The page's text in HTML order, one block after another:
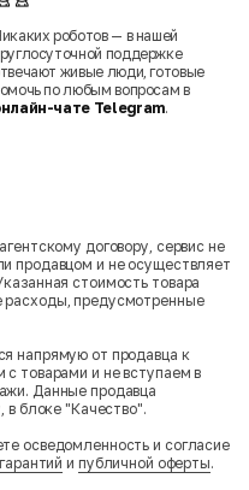
роботов — в нашей
поддержке
живые люди, готовые
по любым вопросам в
чате Telegram.
договору, сервис не
продавцом и не осуществляет
стоимость товара
предусмотренные
напрямую от продавца к
товарами и не вступаем в
Данные продавца
в блоке "Качество".
осведомленность и согласие
гарантий и публичной оферты.